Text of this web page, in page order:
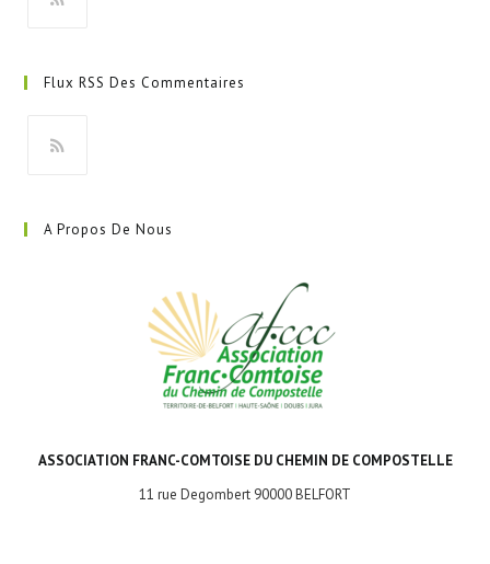
un
onglet
Flux RSS Des Commentaires
un
A Propos De Nous
ASSOCIATION FRANC-COMTOISE DU CHEMIN DE COMPOSTELLE
11 rue Degombert 90000 BELFORT